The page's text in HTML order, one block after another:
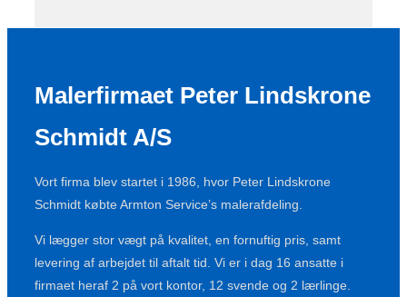
Malerfirmaet Peter Lindskrone
Schmidt A/S
Vort firma blev startet i 1986, hvor Peter Lindskrone
Schmidt købte Armton Service’s malerafdeling.
Vi lægger stor vægt på kvalitet, en fornuftig pris, samt
levering af arbejdet til aftalt tid. Vi er i dag 16 ansatte i
firmaet heraf 2 på vort kontor, 12 svende og 2 lærlinge.